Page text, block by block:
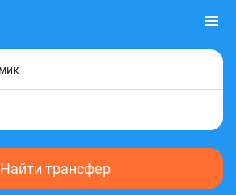
Найти трансфер